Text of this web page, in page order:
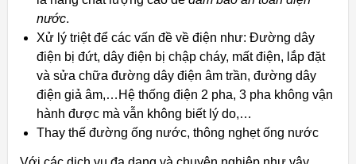
nước.
Xử lý triệt để các vấn đề về điện như: Đường dây
điện bị đứt, dây điện bị chập cháy, mất điện, lắp đặt
và sửa chữa đường dây điện âm trần, đường dây
điện giả âm,…Hệ thống điện 2 pha, 3 pha không vận
hành được mà vẫn không biết lý do,…
Thay thế đường ống nước, thông nghẹt ống nước